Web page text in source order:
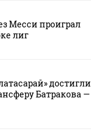
Месси проиграл
лиг
достигли
Батракова —